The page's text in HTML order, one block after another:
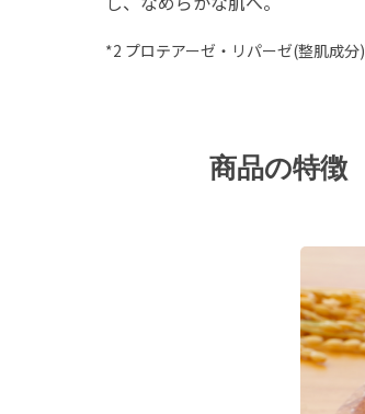
*2 プロテアーゼ・リパーゼ(整肌成分)
商品の特徴